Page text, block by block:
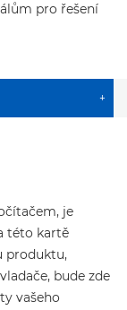
pro řešení
+
je
této kartě
produktu,
bude zde
vašeho